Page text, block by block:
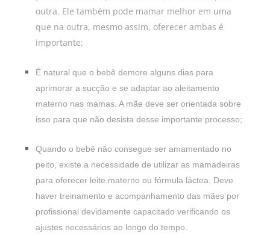
outra. Ele também pode mamar melhor em uma
que na outra, mesmo assim, oferecer ambas é
importante;
É natural que o bebê demore alguns dias para
aprimorar a sucção e se adaptar ao aleitamento
materno nas mamas. A mãe deve ser orientada sobre
isso para que não desista desse importante processo;
Quando o bebê não consegue ser amamentado no
peito, existe a necessidade de utilizar as mamadeiras
para oferecer leite materno ou fórmula láctea. Deve
haver treinamento e acompanhamento das mães por
profissional devidamente capacitado verificando os
ajustes necessários ao longo do tempo.